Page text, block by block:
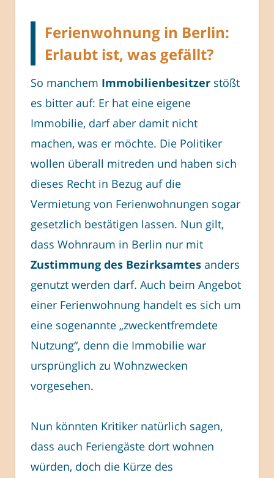
Ferienwohnung in Berlin:
Erlaubt ist, was gefällt?
So manchem Immobilienbesitzer stößt
es bitter auf: Er hat eine eigene
Immobilie, darf aber damit nicht
machen, was er möchte. Die Politiker
wollen überall mitreden und haben sich
dieses Recht in Bezug auf die
Vermietung von Ferienwohnungen sogar
gesetzlich bestätigen lassen. Nun gilt,
dass Wohnraum in Berlin nur mit
Zustimmung des Bezirksamtes anders
genutzt werden darf. Auch beim Angebot
einer Ferienwohnung handelt es sich um
eine sogenannte „zweckentfremdete
Nutzung“, denn die Immobilie war
ursprünglich zu Wohnzwecken
vorgesehen.
Nun könnten Kritiker natürlich sagen,
dass auch Feriengäste dort wohnen
würden, doch die Kürze des